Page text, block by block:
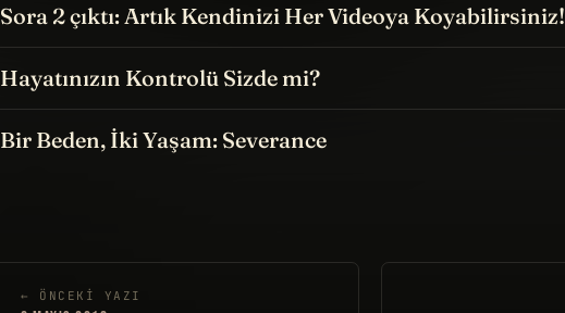
Sora 2 çıktı: Artık Kendinizi Her Videoya Koyabilirsiniz!
Hayatınızın Kontrolü Sizde mi?
Bir Beden, İki Yaşam: Severance
← ÖNCEKI YAZI